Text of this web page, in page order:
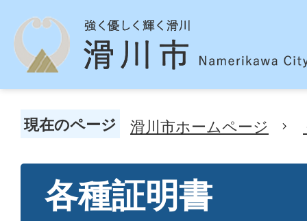
現在のページ 滑川市ホームページ
各種証明書